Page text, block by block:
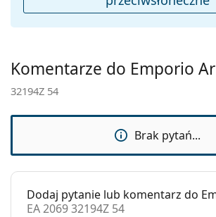
Płeć:
Unisex
Marka:
Emporio Armani
Zastosowanie:
Kod:
EA 2069 32194Z
Komentarze do Emporio
32194Z 54
Brak pytań...
Dodaj pytanie lub komentarz do
EA 2069 32194Z 54